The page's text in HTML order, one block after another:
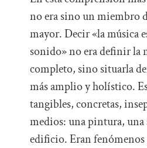
no era sino un miembro
mayor. Decir «la música
sonido» no era definir la
completo, sino situarla
más amplio y holístico.
tangibles, concretas,
medios: una pintura,
edificio. Eran